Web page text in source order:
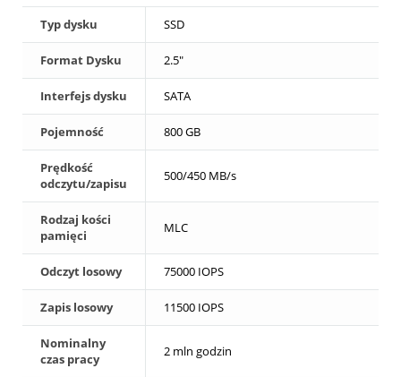
Typ dysku SSD
Format Dysku 2.5"
Interfejs dysku SATA
Pojemność 800 GB
Prędkość
odczytu/zapisu
500/450 MB/s
Rodzaj kości
pamięci
MLC
Odczyt losowy 75000 IOPS
Zapis losowy 11500 IOPS
Nominalny
czas pracy
2 mln godzin